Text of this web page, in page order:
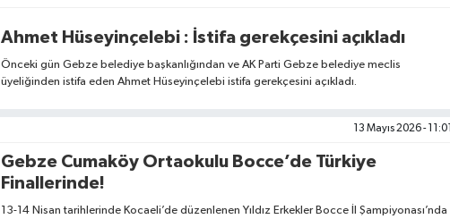
Ahmet Hüseyinçelebi : İstifa gerekçesini açıkladı
Önceki gün Gebze belediye başkanlığından ve AK Parti Gebze belediye meclis
üyeliğinden istifa eden Ahmet Hüseyinçelebi istifa gerekçesini açıkladı.
13 Mayıs 2026 - 11:01
Gebze Cumaköy Ortaokulu Bocce’de Türkiye
Finallerinde!
13-14 Nisan tarihlerinde Kocaeli’de düzenlenen Yıldız Erkekler Bocce İl Şampiyonası’nda